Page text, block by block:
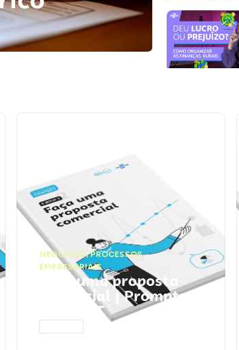
NEGÓCIOS,PROCESSOS
EMPRESARIAIS
Faça uma proposta
comercial | Prompts
ChatGPT